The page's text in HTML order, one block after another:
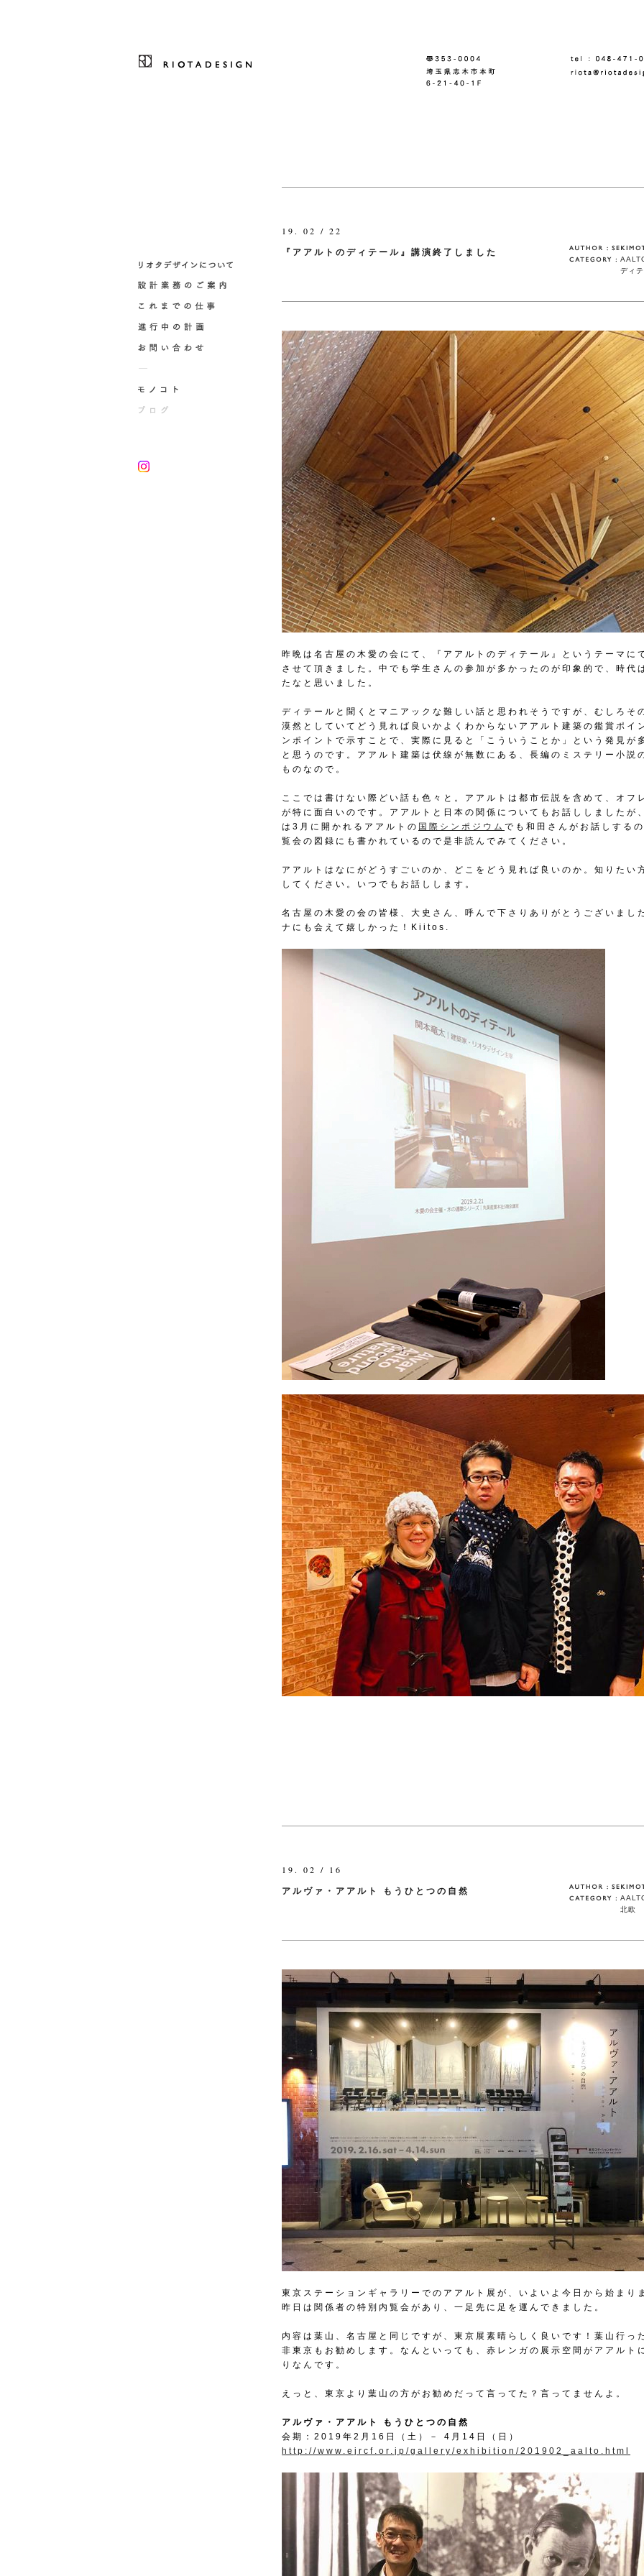
19. 02 / 22
『アアルトのディテール』講演終了しました
ディ
昨晩は名古屋の木愛の会にて、『アアルトのディテール』というテーマに
させて頂きました。中でも学生さんの参加が多かったのが印象的で、時代
たなと思いました。
ディテールと聞くとマニアックな難しい話と思われそうですが、むしろそ
漠然としていてどう見れば良いかよくわからないアアルト建築の鑑賞ポイ
ンポイントで示すことで、実際に見ると「こういうことか」という発見が
と思うのです。アアルト建築は伏線が無数にある、長編のミステリー小説
ものなので。
ここでは書けない際どい話も色々と。アアルトは都市伝説を含めて、オフ
が特に面白いのです。アアルトと日本の関係についてもお話ししましたが
は3月に開かれるアアルトの 国際シンポジウム でも和田さんがお話しする
覧会の図録にも書かれているので是非読んでみてください。
アアルトはなにがどうすごいのか、どこをどう見れば良いのか。知りたい
してください。いつでもお話しします。
名古屋の木愛の会の皆様、大史さん、呼んで下さりありがとうございまし
ナにも会えて嬉しかった！Kiitos.
19. 02 / 16
アルヴァ・アアルト もうひとつの自然
北欧
東京ステーションギャラリーでのアアルト展が、いよいよ今日から始まり
昨日は関係者の特別内覧会があり、一足先に足を運んできました。
内容は葉山、名古屋と同じですが、東京展素晴らしく良いです！葉山行っ
非東京もお勧めします。なんといっても、赤レンガの展示空間がアアルト
りなんです。
えっと、東京より葉山の方がお勧めだって言ってた？言ってませんよ。
アルヴァ・アアルト もうひとつの自然
会期：2019年2月16日（土）－ 4月14日（日）
http://www.ejrcf.or.jp/gallery/exhibition/201902_aalto.html